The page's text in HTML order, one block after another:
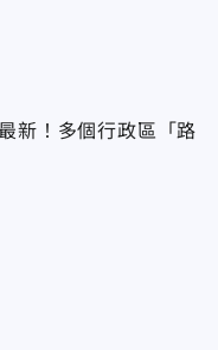
新！多個行政區「路